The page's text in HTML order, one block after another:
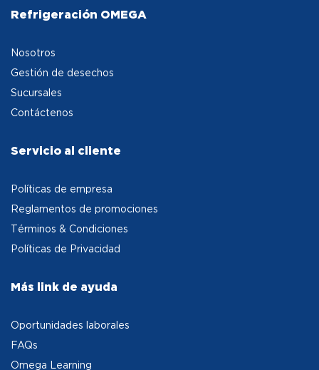
Refrigeración OMEGA
Nosotros
Gestión de desechos
Sucursales
Contáctenos
Servicio al cliente
Políticas de empresa
Reglamentos de promociones
Términos & Condiciones
Políticas de Privacidad
Más link de ayuda
Oportunidades laborales
FAQs
Omega Learning